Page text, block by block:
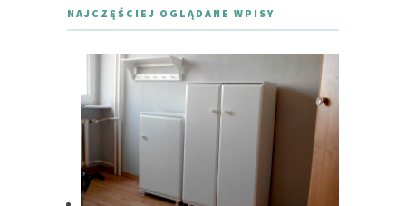
NAJCZĘŚCIEJ OGLĄDANE WPISY